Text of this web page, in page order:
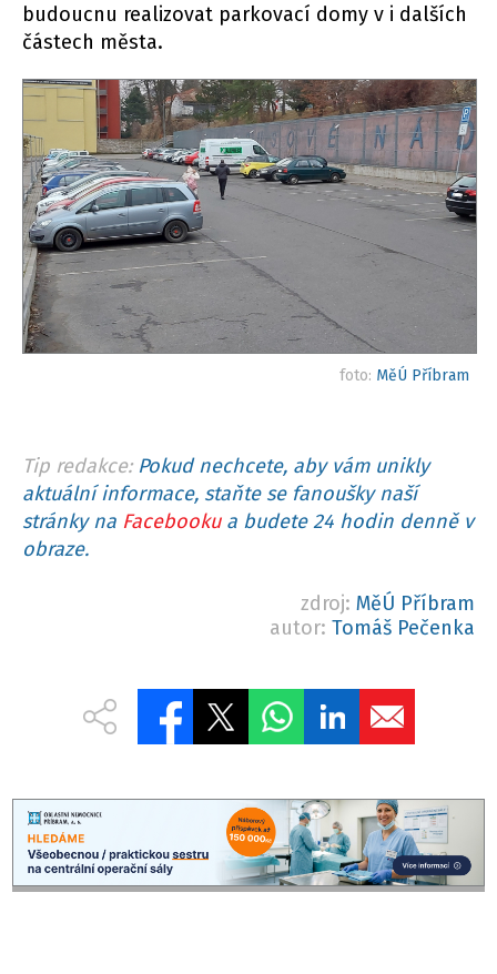
budoucnu realizovat parkovací domy v i dalších
částech města.
foto: MěÚ Příbram
Tip redakce: Pokud nechcete, aby vám unikly
aktuální informace, staňte se fanoušky naší
stránky na Facebookua budete 24 hodin denně v
obraze.
zdroj: MěÚ Příbram
autor: Tomáš Pečenka